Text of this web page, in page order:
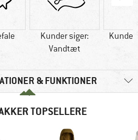
Kunder siger:
Vandtæt
Kunder
& FUNKTIONER
TOPSELLERE